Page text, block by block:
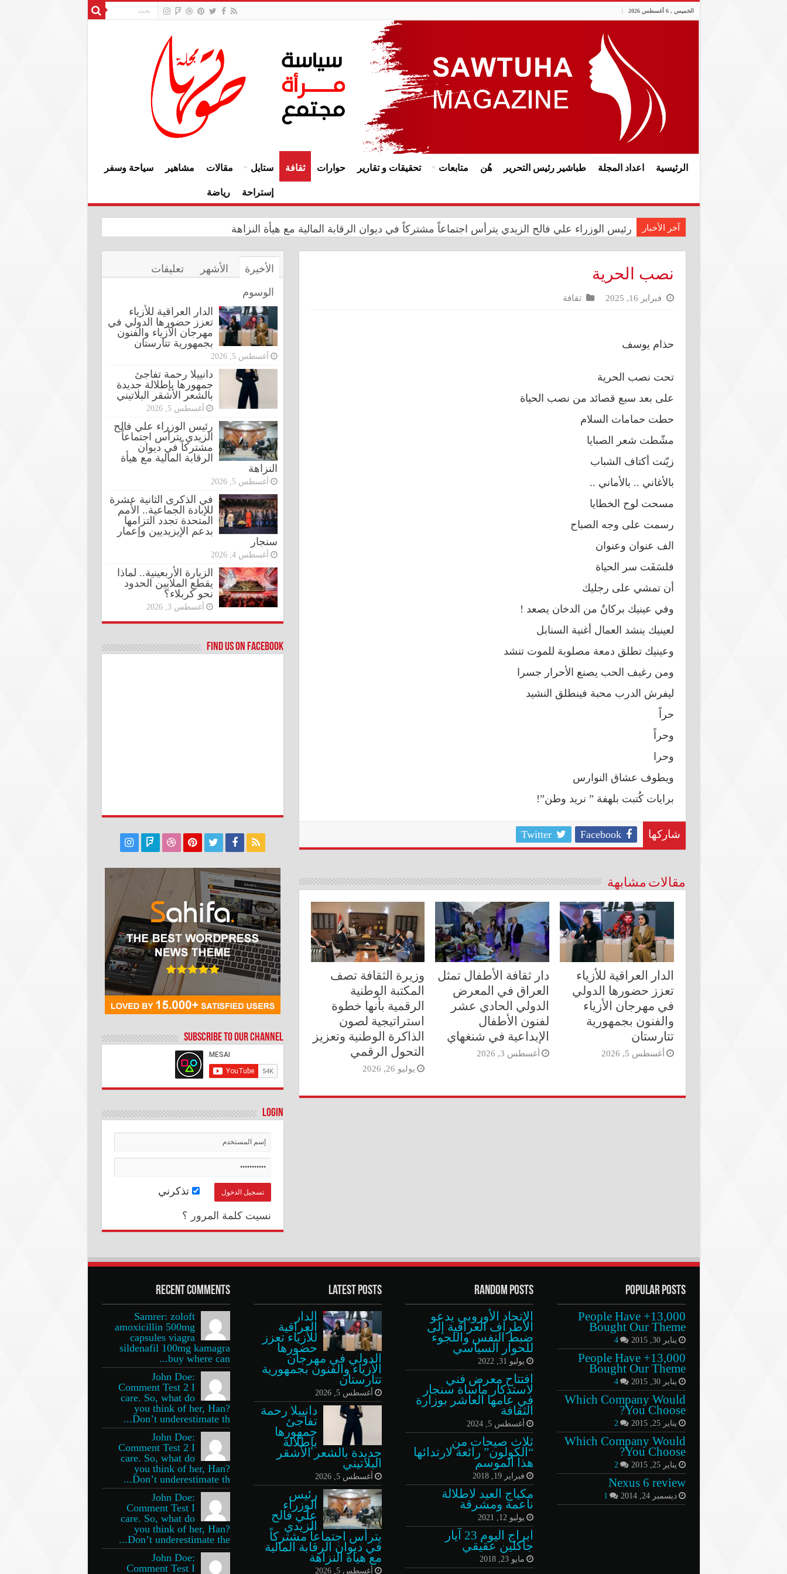
الخميس , 6 أغسطس 2026
الرئيسية اعداد المجلة طباشير رئيس التحرير هُن متابعات تحقيقات و تقارير حوارات ثقافة ستايل مقالات مشاهير سياحة وسفر
إستراحة رياضة
آخر الأخبار رئيس الوزراء علي فالح الزيدي يترأس اجتماعاً مشتركاً في ديوان الرقابة المالية مع هيأة النزاهة
في الذكرى الثانية عشرة للإبادة الجماعية.. الأمم المتحدة تجدد التزامها بدعم الإيزيديين وإعمار سنجار
نصب الحرية
فبراير 16, 2025 ثقافة
حذام يوسف
تحت نصب الحرية
على بعد سبع قصائد من نصب الحياة
حطت حمامات السلام
مشّطت شعر الصبايا
زيّنت أكتاف الشباب
بالأغاني .. بالأماني ..
مسحت لوح الخطايا
رسمت على وجه الصباح
الف عنوان وعنوان
فلسَفَت سر الحياة
أن تمشي على رجليك
وفي عينيك بركانٌ من الدخان يصعد !
لعينيك ينشد العمال أغنية السنابل
وعينيك تطلق دمعة مصلوبة للموت تنشد
ومن رغيف الحب يصنع الأحرار جسرا
ليفرش الدرب محبة فينطلق النشيد
حراً
وحراً
وحرا
ويطوف عشاق النوارس
برايات كُتبت بلهفة ” نريد وطن”!
شاركها Facebook
Twitter
مقالات مشابهة
الدار العراقية للأزياء
تعزز حضورها الدولي
في مهرجان الأزياء
والفنون بجمهورية
تتارستان
أغسطس 5, 2026
دار ثقافة الأطفال تمثل
العراق في المعرض
الدولي الحادي عشر
لفنون الأطفال
الإبداعية في شنغهاي
أغسطس 3, 2026
وزيرة الثقافة تصف
المكتبة الوطنية
الرقمية بأنها خطوة
استراتيجية لصون
الذاكرة الوطنية وتعزيز
التحول الرقمي
يوليو 26, 2026
الأخيرة الأشهر
تعليقات
الوسوم
الدار العراقية للأزياء
تعزز حضورها الدولي في
مهرجان الأزياء والفنون
بجمهورية تتارستان
أغسطس 5, 2026
دانييلا رحمة تفاجئ
جمهورها بإطلالة جديدة
بالشعر الأشقر البلاتيني
أغسطس 5, 2026
رئيس الوزراء علي فالح
الزيدي يترأس اجتماعاً
مشتركاً في ديوان
الرقابة المالية مع هيأة
النزاهة
أغسطس 5, 2026
في الذكرى الثانية عشرة
للإبادة الجماعية.. الأمم
المتحدة تجدد التزامها
بدعم الإيزيديين وإعمار
سنجار
أغسطس 4, 2026
الزيارة الأربعينية.. لماذا
يقطع الملايين الحدود
نحو كربلاء؟
أغسطس 3, 2026
Find us on Facebook
Subscribe to our Channel
Login
تذكرني
نسيت كلمة المرور ؟
Popular Posts
13,000+ People Have
Bought Our Theme
يناير 30, 2015 4
13,000+ People Have
Bought Our Theme
يناير 30, 2015 4
Which Company Would
You Choose?
يناير 25, 2015 2
Which Company Would
You Choose?
يناير 25, 2015 2
Nexus 6 review
ديسمبر 24, 2014 1
Random Posts
الإتحاد الأوروبي يدعو
الأطراف العراقية إلى
ضبط النفس واللجوء
للحوار السياسي
يوليو 31, 2022
افتتاح معرض فني
لاستذكار مأساة سنجار
في عامها العاشر بوزارة
الثقافة
أغسطس 5, 2024
ثلاث صيحات من
“الكولون” رائعة لارتدائها
هذا الموسم
فبراير 19, 2018
مكياج العيد لاطلالة
ناعمة ومشرقة
يوليو 12, 2021
ابراج اليوم 23 آيار
جاكلين عقيقي
مايو 23, 2018
Latest Posts
الدار
العراقية
للأزياء تعزز
حضورها
الدولي في مهرجان
الأزياء والفنون بجمهورية
تتارستان
أغسطس 5, 2026
دانييلا رحمة
تفاجئ
جمهورها
بإطلالة
جديدة بالشعر الأشقر
البلاتيني
أغسطس 5, 2026
رئيس
الوزراء
علي فالح
الزيدي
يترأس اجتماعاً مشتركاً
في ديوان الرقابة المالية
مع هيأة النزاهة
أغسطس 5, 2026
Recent Comments
Samrer: zoloft
amoxicillin 500mg
capsules viagra
sildenafil 100mg kamagra
buy where can...
John Doe:
Comment Test 2 I
care. So, what do
you think of her, Han?
Don’t underestimate th...
John Doe:
Comment Test 2 I
care. So, what do
you think of her, Han?
Don’t underestimate th...
John Doe:
Comment Test I
care. So, what do
you think of her, Han?
Don’t underestimate the...
John Doe:
Comment Test I